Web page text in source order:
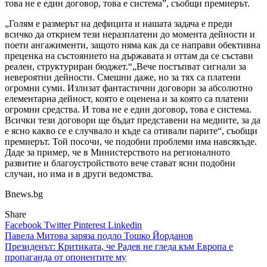
това не е един договор, това е система”, съобщи премиерът.
„Голям е размерът на дефицита и нашата задача е преди
всичко да открием тези неразплатени до момента дейности и
поети ангажименти, защото няма как да се направи обективна
преценка на състоянието на държавата и оттам да се състави
реален, структуриран бюджет.“„Вече постъпват сигнали за
невероятни дейности. Смешни даже, но за тях са платени
огромни суми. Излизат фантастични договори за абсолютно
елементарна дейност, която е оценена и за която са платени
огромни средства. И това не е един договор, това е система.
Всички тези договори ще бъдат представени на медиите, за да
е ясно какво се е случвало и къде са отивали парите“, съобщи
премиерът. Той посочи, че подобни проблеми има навсякъде.
Даде за пример, че в Министерството на регионалното
развитие и благоустройството вече стават ясни подобни
случаи, но има и в други ведомства.
Bnews.bg
Share
Facebook TwitterPinterest Linkedin
Навигация
Павела Митова заряза подло Тошко Йорданов
Президенът: Критиката, че Радев не гледа към Европа е
пропаганда от опонентите му